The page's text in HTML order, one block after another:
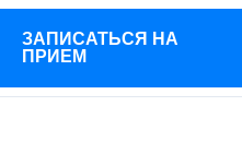
ЗАПИСАТЬСЯ НА
ПРИЕМ